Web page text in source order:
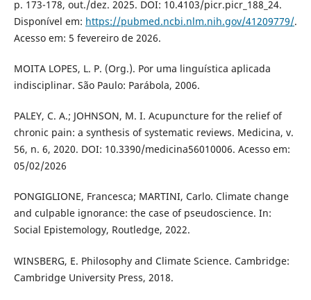
p. 173-178, out./dez. 2025. DOI: 10.4103/picr.picr_188_24.
Disponível em: https://pubmed.ncbi.nlm.nih.gov/41209779/.
Acesso em: 5 fevereiro de 2026.
MOITA LOPES, L. P. (Org.). Por uma linguística aplicada
indisciplinar. São Paulo: Parábola, 2006.
PALEY, C. A.; JOHNSON, M. I. Acupuncture for the relief of
chronic pain: a synthesis of systematic reviews. Medicina, v.
56, n. 6, 2020. DOI: 10.3390/medicina56010006. Acesso em:
05/02/2026
PONGIGLIONE, Francesca; MARTINI, Carlo. Climate change
and culpable ignorance: the case of pseudoscience. In:
Social Epistemology, Routledge, 2022.
WINSBERG, E. Philosophy and Climate Science. Cambridge:
Cambridge University Press, 2018.